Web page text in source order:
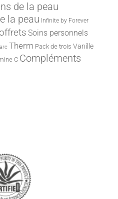
de la peau
la peau Infinite by Forever
Soins personnels
Therm Pack de trois Vanille
C Compléments